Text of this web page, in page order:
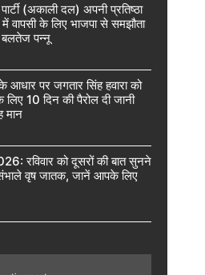
(अकाली दल) अपनी प्रतिष्ठा
वापसी के लिए भाजपा से समझौता
बलतेज पन्नू
पर जगतार सिंह हवारा को
लिए 10 दिन की पैरोल दी जानी
मान
रविवार को दूसरों की बात सुनने
संभाले वृष जातक, जानें आपके लिए